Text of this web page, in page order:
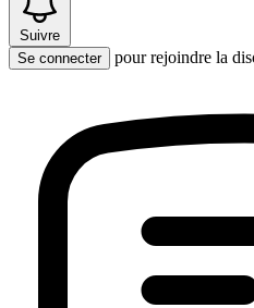
Suivre
Se connecter
pour rejoindre la